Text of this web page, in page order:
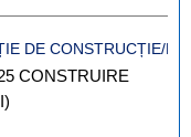
DE CONSTRUCȚIE/
CONSTRUIRE